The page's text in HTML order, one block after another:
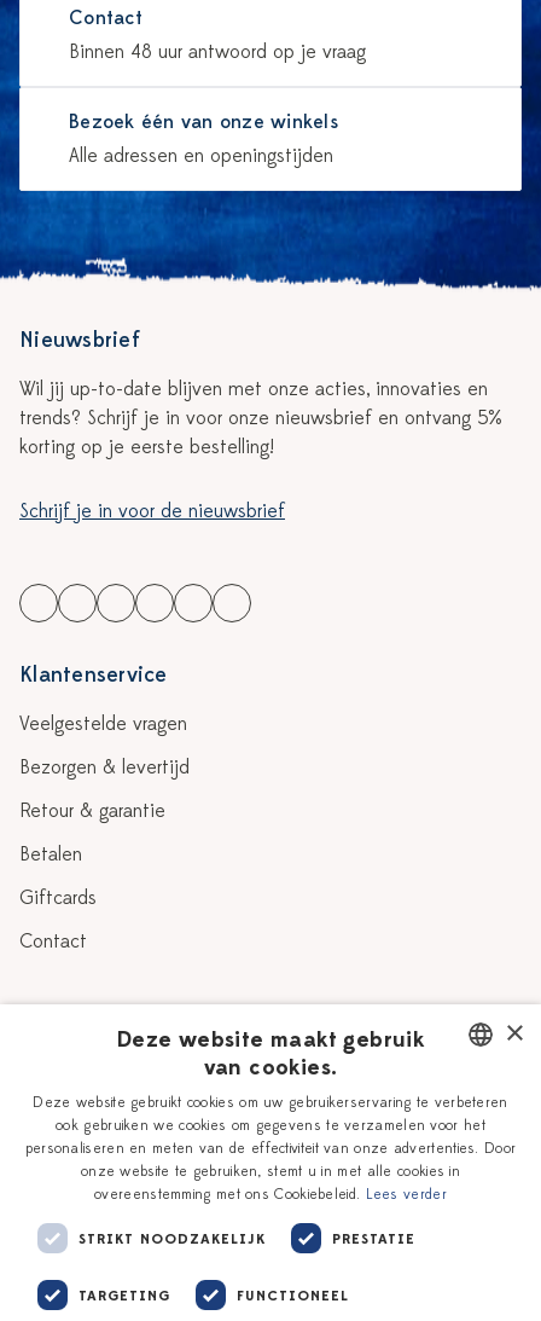
Contact
Binnen 48 uur antwoord op je vraag
Bezoek één van onze winkels
Alle adressen en openingstijden
Nieuwsbrief
Wil jij up-to-date blijven met onze acties, innovaties en
trends? Schrijf je in voor onze nieuwsbrief en ontvang 5%
korting op je eerste bestelling!
Schrijf je in voor de nieuwsbrief
Klantenservice
Veelgestelde vragen
Bezorgen & levertijd
Retour & garantie
Betalen
Giftcards
Contact
Verhaal
Onze plateelschilders
Delfts Blauw
Workshops
Vacatures
Zakelijk
DUTCH
ENGLISH
×
Deze website maakt gebruik
van cookies.
Deze website gebruikt cookies om uw gebruikerservaring te verbeteren
ook gebruiken we cookies om gegevens te verzamelen voor het
personaliseren en meten van de effectiviteit van onze advertenties. Door
onze website te gebruiken, stemt u in met alle cookies in
overeenstemming met ons Cookiebeleid. Lees verder
STRIKT NOODZAKELIJK PRESTATIE
TARGETING FUNCTIONEEL